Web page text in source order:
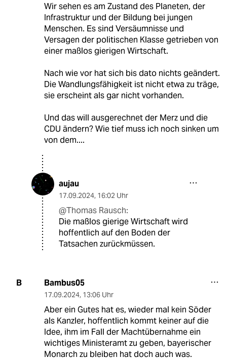
Wir sehen es am Zustand des Planeten, der
Infrastruktur und der Bildung bei jungen
Menschen. Es sind Versäumnisse und
Versagen der politischen Klasse getrieben von
einer maßlos gierigen Wirtschaft.
Nach wie vor hat sich bis dato nichts geändert.
Die Wandlungsfähigkeit ist nicht etwa zu träge,
sie erscheint als gar nicht vorhanden.
Und das will ausgerechnet der Merz und die
CDU ändern? Wie tief muss ich noch sinken um
von dem....
aujau
17.09.2024, 16:02 Uhr
@Thomas Rausch:
Die maßlos gierige Wirtschaft wird
hoffentlich auf den Boden der
Tatsachen zurückmüssen.
B Bambus05
17.09.2024, 13:06 Uhr
Aber ein Gutes hat es, wieder mal kein Söder
als Kanzler, hoffentlich kommt keiner auf die
Idee, ihm im Fall der Machtübernahme ein
wichtiges Ministeramt zu geben, bayerischer
Monarch zu bleiben hat doch auch was.